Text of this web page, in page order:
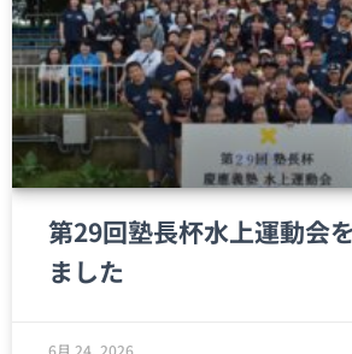
第29回塾長杯水上運動会
ました
6月 24, 2026